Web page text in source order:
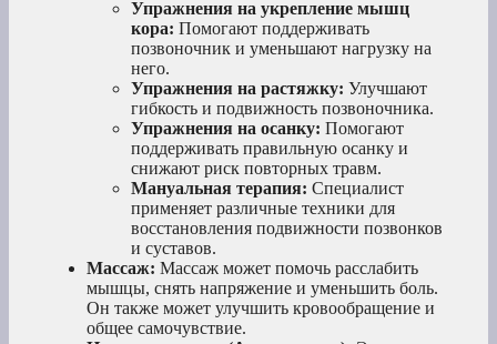
Упражнения на укрепление мышц
кора: Помогают поддерживать
позвоночник и уменьшают нагрузку на
него.
Упражнения на растяжку: Улучшают
гибкость и подвижность позвоночника.
Упражнения на осанку: Помогают
поддерживать правильную осанку и
снижают риск повторных травм.
Мануальная терапия: Специалист
применяет различные техники для
восстановления подвижности позвонков
и суставов.
Массаж: Массаж может помочь расслабить
мышцы, снять напряжение и уменьшить боль.
Он также может улучшить кровообращение и
общее самочувствие.